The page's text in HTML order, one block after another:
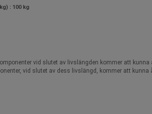
: 100 kg
vid slutet av livslängden kommer att
vid slutet av dess livslängd, kommer att